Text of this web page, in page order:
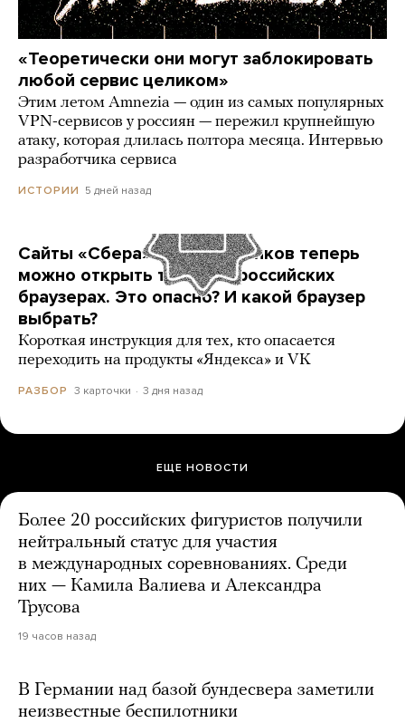
«Теоретически они могут заблокировать
любой сервис целиком»
Этим летом Amnezia — один из самых популярных
VPN-сервисов у россиян — пережил крупнейшую
атаку, которая длилась полтора месяца. Интервью
разработчика сервиса
ИСТОРИИ 5 дней назад
Сайты «Сбера» и других банков теперь
можно открыть только в российских
браузерах. Это опасно? И какой браузер
выбрать?
Короткая инструкция для тех, кто опасается
переходить на продукты «Яндекса» и VK
РАЗБОР 3 карточки 3 дня назад
ЕЩЕ НОВОСТИ
Более 20 российских фигуристов получили
нейтральный статус для участия
в международных соревнованиях. Среди
них — Камила Валиева и Александра
Трусова
19 часов назад
В Германии над базой бундесвера заметили
неизвестные беспилотники